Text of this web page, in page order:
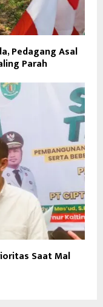
Pedagang Asal
Parah
Saat Mal